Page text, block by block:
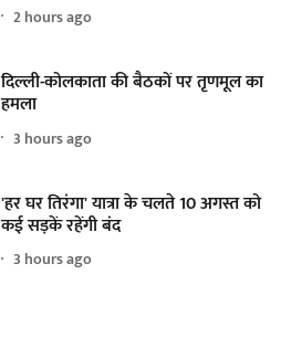
2 hours ago
दिल्ली-कोलकाता की बैठकों पर तृणमूल का
हमला
3 hours ago
'हर घर तिरंगा' यात्रा के चलते 10 अगस्त को
कई सड़कें रहेंगी बंद
3 hours ago